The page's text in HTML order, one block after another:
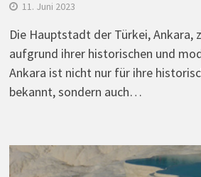
11. Juni 2023
Die Hauptstadt der Türkei, Ankara,
aufgrund ihrer historischen und
Ankara ist nicht nur für ihre
bekannt, sondern auch…